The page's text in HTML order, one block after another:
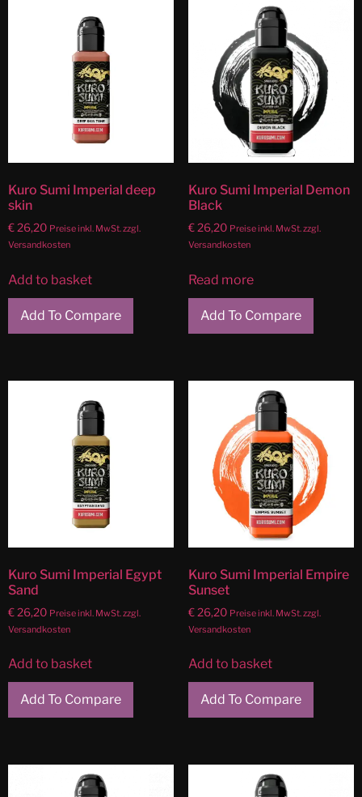
Kuro Sumi Imperial deep
skin
€26,20 Preise inkl. MwSt. zzgl.
Versandkosten
Add to basket
Add To Compare
Kuro Sumi Imperial Demon
Black
€26,20 Preise inkl. MwSt. zzgl.
Versandkosten
Read more
Add To Compare
Kuro Sumi Imperial Egypt
Sand
€26,20 Preise inkl. MwSt. zzgl.
Versandkosten
Add to basket
Add To Compare
Kuro Sumi Imperial Empire
Sunset
€26,20 Preise inkl. MwSt. zzgl.
Versandkosten
Add to basket
Add To Compare